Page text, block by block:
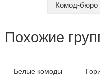
Комод-бюро
Похожие
Белые комоды